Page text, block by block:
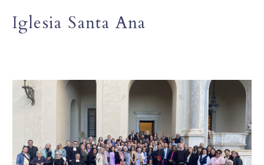
Iglesia Santa Ana